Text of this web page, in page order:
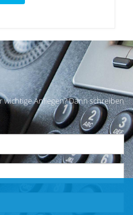
Anliegen? Dann schreiben